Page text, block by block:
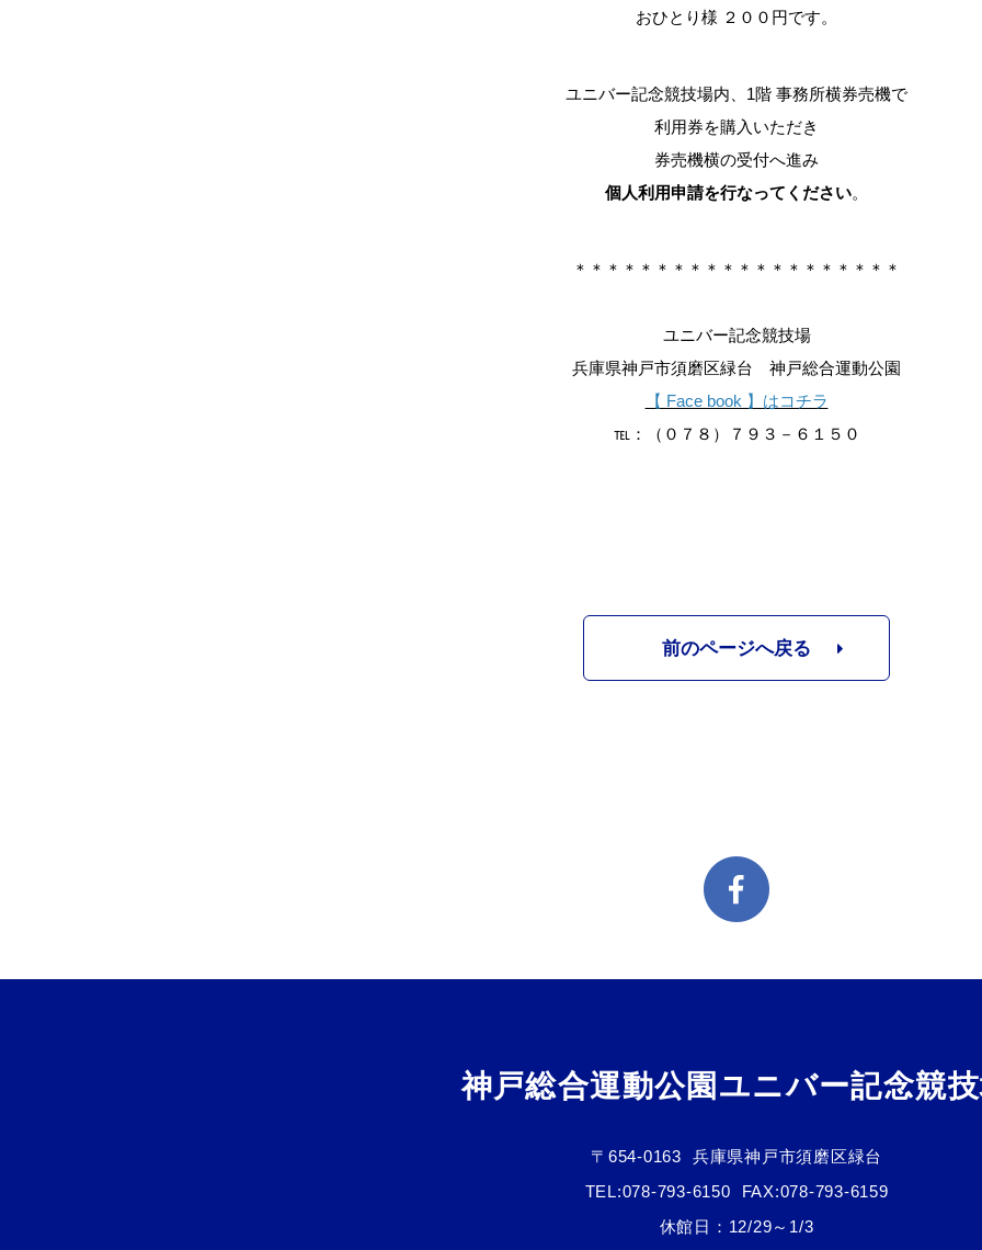
おひとり様 ２００円です。
ユニバー記念競技場内、1階 事務所横券売機で
利用券を購入いただき
券売機横の受付へ進み
個人利用申請を行なってください。
＊＊＊＊＊＊＊＊＊＊＊＊＊＊＊＊＊＊＊＊
ユニバー記念競技場
兵庫県神戸市須磨区緑台 神戸総合運動公園
【 Face book 】はコチラ
℡：（０７８）７９３－６１５０
前のページへ戻る
神戸総合運動公園ユニバー記念競
〒654-0163
兵庫県神戸市須磨区緑台
TEL:078-793-6150
FAX:078-793-6159
休館日：12/29～1/3